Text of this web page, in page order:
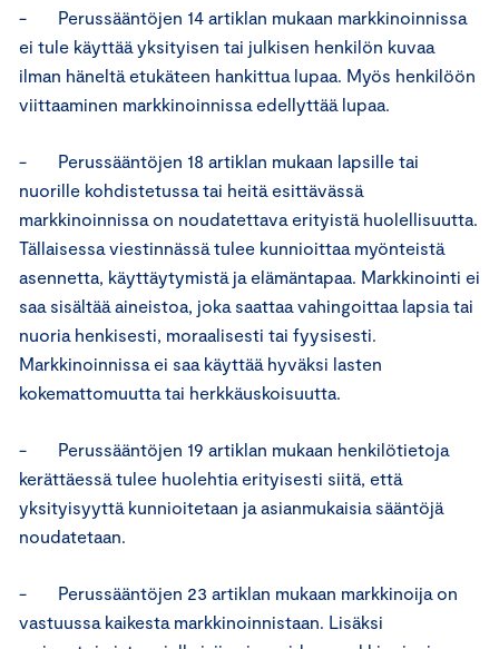
- Perussääntöjen 14 artiklan mukaan markkinoinnissa
ei tule käyttää yksityisen tai julkisen henkilön kuvaa
ilman häneltä etukäteen hankittua lupaa. Myös henkilöön
viittaaminen markkinoinnissa edellyttää lupaa.
- Perussääntöjen 18 artiklan mukaan lapsille tai
nuorille kohdistetussa tai heitä esittävässä
markkinoinnissa on noudatettava erityistä huolellisuutta.
Tällaisessa viestinnässä tulee kunnioittaa myönteistä
asennetta, käyttäytymistä ja elämäntapaa. Markkinointi ei
saa sisältää aineistoa, joka saattaa vahingoittaa lapsia tai
nuoria henkisesti, moraalisesti tai fyysisesti.
Markkinoinnissa ei saa käyttää hyväksi lasten
kokemattomuutta tai herkkäuskoisuutta.
- Perussääntöjen 19 artiklan mukaan henkilötietoja
kerättäessä tulee huolehtia erityisesti siitä, että
yksityisyyttä kunnioitetaan ja asianmukaisia sääntöjä
noudatetaan.
- Perussääntöjen 23 artiklan mukaan markkinoija on
vastuussa kaikesta markkinoinnistaan. Lisäksi